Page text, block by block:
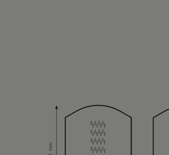
Yhteystiedot
Pattern Tile Tool